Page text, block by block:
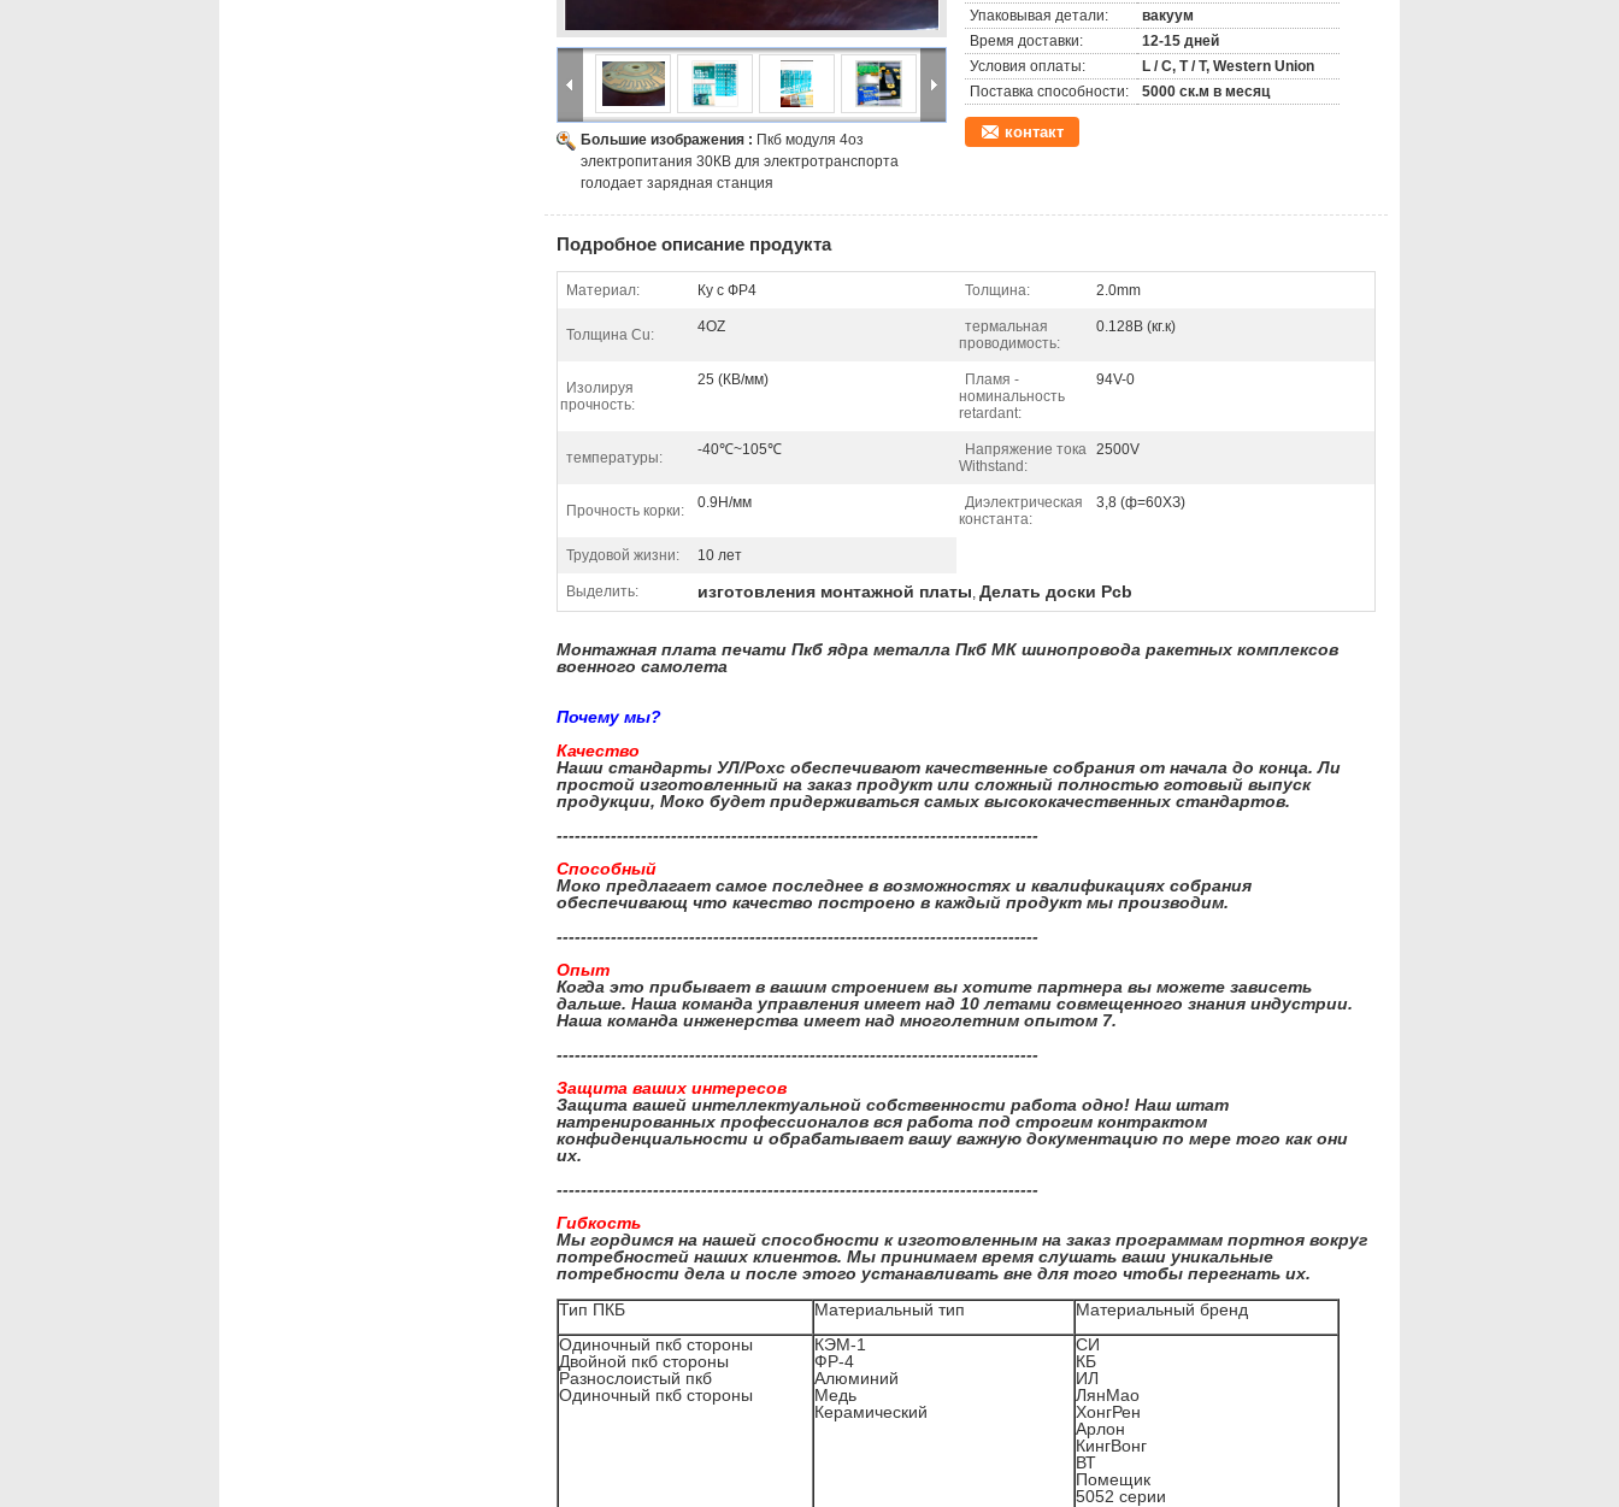
Большие изображения : Пкб модуля 4оз
электропитания 30КВ для электротранспорта
голодает зарядная станция
Упаковывая детали:
вакуум
Время доставки:
12-15 дней
Условия оплаты:
L / C, T / T, Western Union
Поставка способности:
5000 ск.м в месяц
контакт
Подробное описание продукта
Материал: Ку с ФР4 Толщина: 2.0mm
Толщина Cu: 4OZ
термальная
проводимость:
0.128В (кг.к)
Изолируя
прочность:
25 (КВ/мм)
Пламя -
номинальность
retardant:
94V-0
температуры: -40℃~105℃
Напряжение тока
Withstand:
2500V
Прочность корки: 0.9Н/мм
Диэлектрическая
константа:
3,8 (ф=60ХЗ)
Трудовой жизни: 10 лет
Выделить: изготовления монтажной платы, Делать доски Pcb
Монтажная плата печати Пкб ядра металла Пкб МК шинопровода ракетных комплексов
военного самолета
Почему мы?
Качество
Наши стандарты УЛ/Рохс обеспечивают качественные собрания от начала до конца. Ли
простой изготовленный на заказ продукт или сложный полностью готовый выпуск
продукции, Моко будет придерживаться самых высококачественных стандартов.
--------------------------------------------------------------------------------
Способный
Моко предлагает самое последнее в возможностях и квалификациях собрания
обеспечивающ что качество построено в каждый продукт мы производим.
--------------------------------------------------------------------------------
Опыт
Когда это прибывает в вашим строением вы хотите партнера вы можете зависеть
дальше. Наша команда управления имеет над 10 летами совмещенного знания индустрии.
Наша команда инженерства имеет над многолетним опытом 7.
--------------------------------------------------------------------------------
Защита ваших интересов
Защита вашей интеллектуальной собственности работа одно! Наш штат
натренированных профессионалов вся работа под строгим контрактом
конфиденциальности и обрабатывает вашу важную документацию по мере того как они
их.
--------------------------------------------------------------------------------
Гибкость
Мы гордимся на нашей способности к изготовленным на заказ программам портноя вокруг
потребностей наших клиентов. Мы принимаем время слушать ваши уникальные
потребности дела и после этого устанавливать вне для того чтобы перегнать их.
Тип ПКБ
Материальный тип
Материальный бренд
Одиночный пкб стороны
Двойной пкб стороны
Разнослоистый пкб
Одиночный пкб стороны
КЭМ-1
ФР-4
Алюминий
Медь
Керамический
СИ
КБ
ИЛ
ЛянМао
ХонгРен
Арлон
КингВонг
ВТ
Помещик
5052 серии